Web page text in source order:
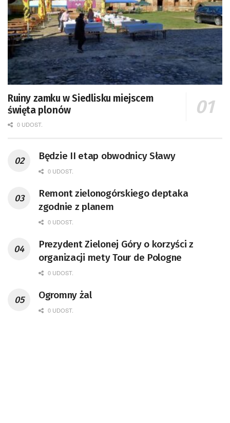
Ruiny zamku w Siedlisku miejscem
święta plonów
0 UDOST.
Będzie II etap obwodnicy Sławy
0 UDOST.
Remont zielonogórskiego deptaka
zgodnie z planem
0 UDOST.
Prezydent Zielonej Góry o korzyści z
organizacji mety Tour de Pologne
0 UDOST.
Ogromny żal
0 UDOST.